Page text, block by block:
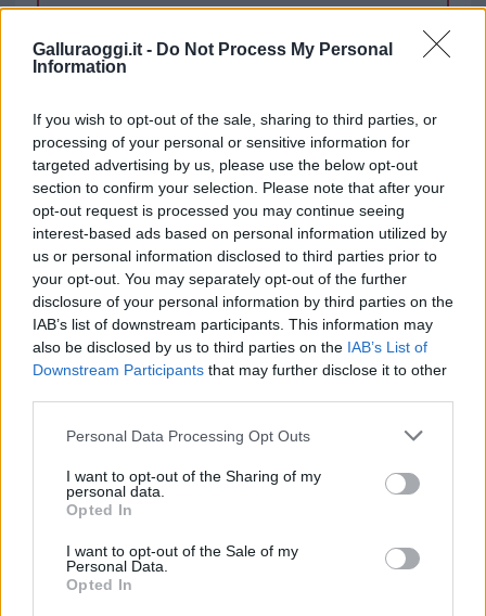
Galluraoggi.it - Do Not Process My Personal
Information
If you wish to opt-out of the sale, sharing to third parties, or
processing of your personal or sensitive information for
targeted advertising by us, please use the below opt-out
section to confirm your selection. Please note that after your
opt-out request is processed you may continue seeing
interest-based ads based on personal information utilized by
us or personal information disclosed to third parties prior to
your opt-out. You may separately opt-out of the further
disclosure of your personal information by third parties on the
IAB’s list of downstream participants. This information may
also be disclosed by us to third parties on the IAB’s List of
Downstream Participants that may further disclose it to other
Please note that this website/app uses one or more Google
not limited to your visit or usage behaviour. You may click to
grant or deny consent to Google and its third-party tags to
use your data for below specified purposes in below Google
consent section.
Personal Data Processing Opt Outs
I want to opt-out of the Sharing of my
personal data.
Opted In
I want to opt-out of the Sale of my
Personal Data.
Opted In
Sei già abbonato?
sezioneLogindal menù del sito o
cliccandoqui
TEMI: Auchan Olbia
Cinghiali Olbia
Cinghiali Olbiamare
Comune Olbia
Natale Olbia
Notizie Olbia
Video Olbia
Notizie in tempo reale?
Entra nel canale telegram di
GalluraOggi.it
Inviaci le tue segnalazioni,
Su WhatsApp al numero +39
345 356 7512